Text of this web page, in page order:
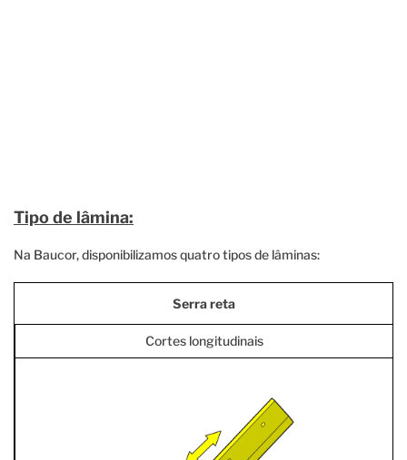
Tipo de lâmina:
Na Baucor, disponibilizamos quatro tipos de lâminas:
Serra reta
Cortes longitudinais